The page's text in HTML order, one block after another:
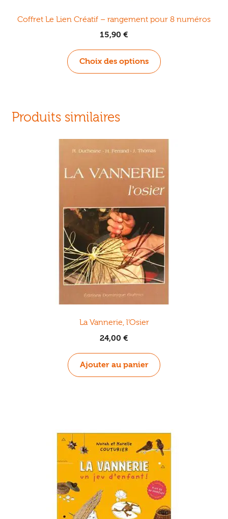
Coffret Le Lien Créatif – rangement pour 8 numéros
15,90 €
Choix des options
Ce
produit
choisies
la
page
du
produit
Produits similaires
La Vannerie, l’Osier
24,00 €
Ajouter au panier